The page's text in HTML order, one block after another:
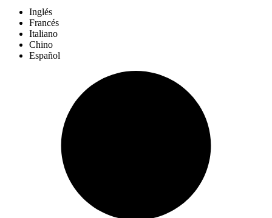
Inglés
Francés
Italiano
Chino
Español